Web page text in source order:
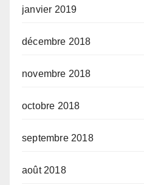
janvier 2019
décembre 2018
novembre 2018
octobre 2018
septembre 2018
août 2018